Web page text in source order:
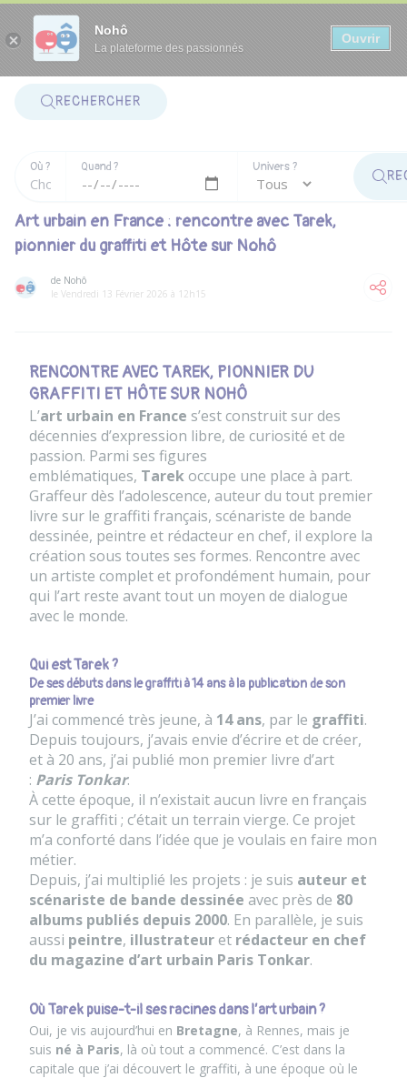
Nohô
La plateforme des passionnés
Ouvrir
RECHERCHER
Où ? Quand ? Univers ?
Art urbain en France : rencontre avec Tarek,
pionnier du graffiti et Hôte sur Nohô
de Nohô
le Vendredi 13 Février 2026 à 12h15
RENCONTRE AVEC TAREK, PIONNIER DU
GRAFFITI ET HÔTE SUR NOHÔ
L’art urbain en France s’est construit sur des
décennies d’expression libre, de curiosité et de
passion. Parmi ses figures
emblématiques, Tarekoccupe une place à part.
Graffeur dès l’adolescence, auteur du tout premier
livre sur le graffiti français, scénariste de bande
dessinée, peintre et rédacteur en chef, il explore la
création sous toutes ses formes. Rencontre avec
un artiste complet et profondément humain, pour
qui l’art reste avant tout un moyen de dialogue
avec le monde.
Qui est Tarek ?
De ses débuts dans le graffiti à 14 ans à la publication de son
premier livre
J’ai commencé très jeune, à 14 ans, par le graffiti.
Depuis toujours, j’avais envie d’écrire et de créer,
et à 20 ans, j’ai publié mon premier livre d’art
: Paris Tonkar.
À cette époque, il n’existait aucun livre en français
sur le graffiti ; c’était un terrain vierge. Ce projet
m’a conforté dans l’idée que je voulais en faire mon
métier.
Depuis, j’ai multiplié les projets : je suis auteur et
scénariste de bande dessinée avec près de 80
albums publiés depuis 2000. En parallèle, je suis
aussi peintre, illustrateuret rédacteur en chef
du magazine d’art urbain Paris Tonkar.
Où Tarek puise-t-il ses racines dans l’art urbain ?
Oui, je vis aujourd’hui en Bretagne, à Rennes, mais je
suis né à Paris, là où tout a commencé. C’est dans la
capitale que j’ai découvert le graffiti, à une époque où le
Panneau de gestion des cookies